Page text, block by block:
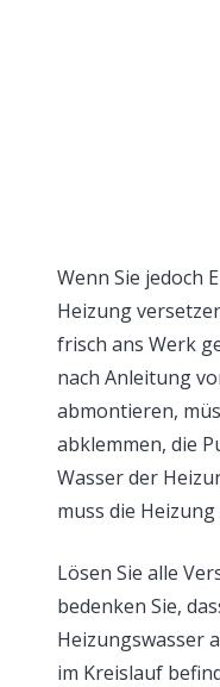
Wenn Sie jedoch
Heizung
frisch ans Werk
nach Anleitung
abmontieren,
abklemmen, die
Wasser der
muss die
Lösen Sie alle
bedenken Sie,
Heizungswasser
im Kreislauf